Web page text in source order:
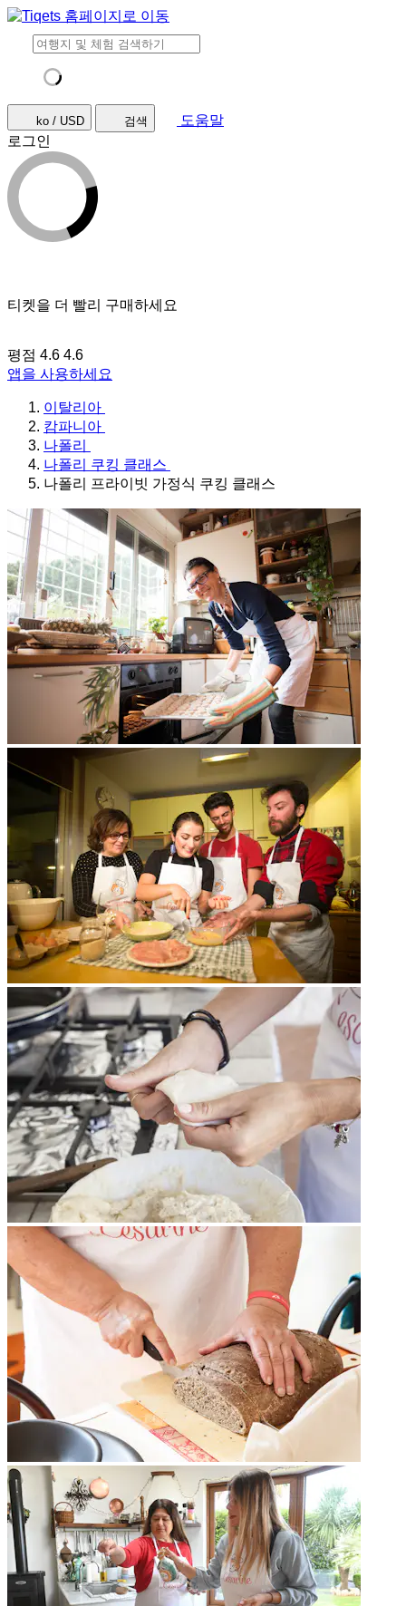
ko / USD 검색
도움말
로그인
티켓을 더 빨리 구매하세요
평점 4.6 4.6
앱을 사용하세요
이탈리아
캄파니아
나폴리
나폴리 쿠킹 클래스
나폴리 프라이빗 가정식 쿠킹 클래스